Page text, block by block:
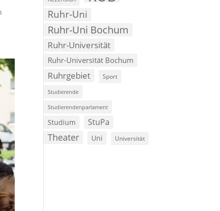
Ruhr-Uni
Ruhr-Uni Bochum
Ruhr-Universität
Ruhr-Universität Bochum
Ruhrgebiet Sport
Studierende
Studierendenparlament
Studium StuPa
Theater Uni Universität